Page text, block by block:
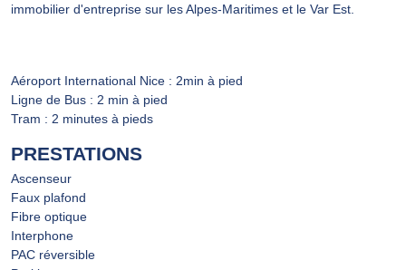
immobilier d'entreprise sur les Alpes-Maritimes et le Var Est.
Aéroport International Nice : 2min à pied
Ligne de Bus : 2 min à pied
Tram : 2 minutes à pieds
PRESTATIONS
Ascenseur
Faux plafond
Fibre optique
Interphone
PAC réversible